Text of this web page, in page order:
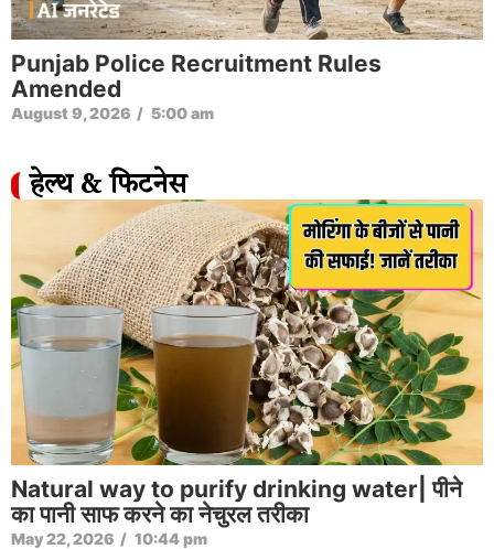
Punjab Police Recruitment Rules
Amended
August 9, 2026 / 5:00 am
हेल्थ & फिटनेस
Natural way to purify drinking water| पीने
का पानी साफ करने का नेचुरल तरीका
May 22, 2026 / 10:44 pm